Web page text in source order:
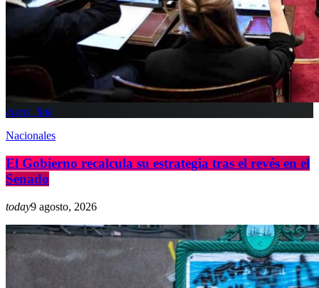
insert_link
Nacionales
El Gobierno recalcula su estrategia tras el revés en el
Senado
today9 agosto, 2026